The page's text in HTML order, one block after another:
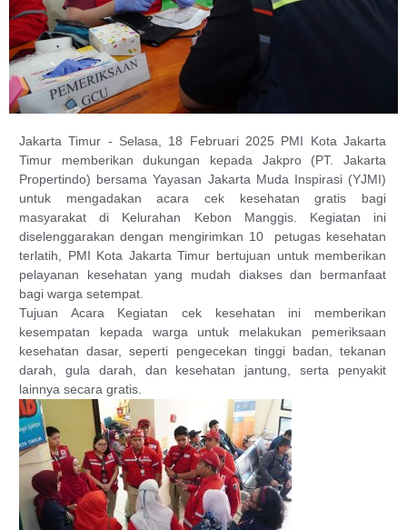
Jakarta Timur - Selasa, 18 Februari 2025 PMI Kota Jakarta
Timur memberikan dukungan kepada Jakpro (PT. Jakarta
Propertindo) bersama Yayasan Jakarta Muda Inspirasi (YJMI)
untuk mengadakan acara cek kesehatan gratis bagi
masyarakat di Kelurahan Kebon Manggis. Kegiatan ini
diselenggarakan dengan mengirimkan 10 petugas kesehatan
terlatih, PMI Kota Jakarta Timur bertujuan untuk memberikan
pelayanan kesehatan yang mudah diakses dan bermanfaat
bagi warga setempat.
Tujuan Acara Kegiatan cek kesehatan ini memberikan
kesempatan kepada warga untuk melakukan pemeriksaan
kesehatan dasar, seperti pengecekan tinggi badan, tekanan
darah, gula darah, dan kesehatan jantung, serta penyakit
lainnya secara gratis.